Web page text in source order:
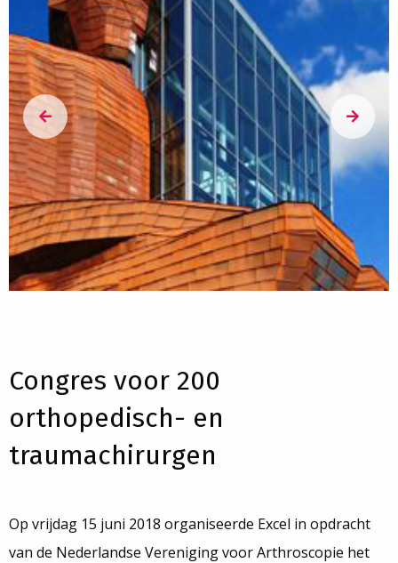
Congres voor 200
orthopedisch- en
traumachirurgen
Op vrijdag 15 juni 2018 organiseerde Excel in opdracht
van de Nederlandse Vereniging voor Arthroscopie het